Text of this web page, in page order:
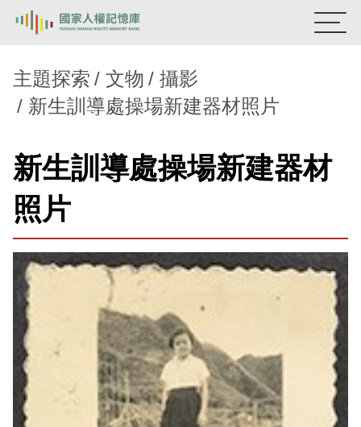
熱門關鍵字：陳孟和 李舜治 鹿窟事件
安康接待室
主題探索
背景知識
關於我們
意見信箱
主題探索 文物
攝影
新生訓導處操場新建器材照片
新生訓導處操場新建器材
照片